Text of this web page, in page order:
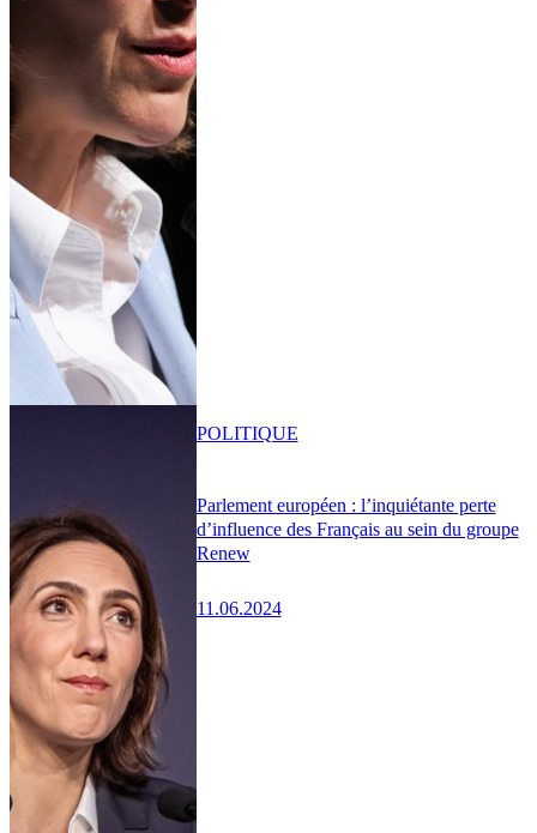
Parlement européen : l’inquiétante perte
d’influence des Français au sein du groupe
Renew
11.06.2024
POLITIQUE